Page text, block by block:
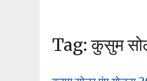
Tag:कुसुम